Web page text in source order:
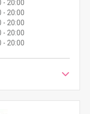
- 20:00
- 20:00
- 20:00
- 20:00
- 20:00